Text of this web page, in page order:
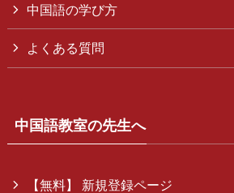
中国語の学び方
よくある質問
中国語教室の先生へ
【無料】 新規登録ページ